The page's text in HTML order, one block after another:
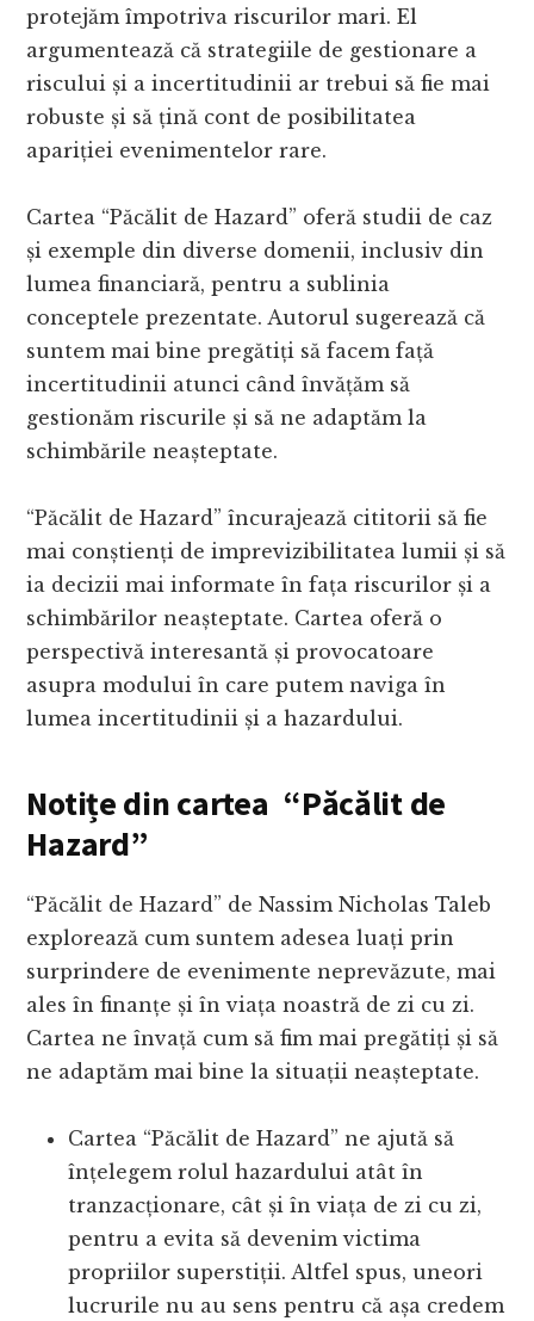
protejăm împotriva riscurilor mari. El
argumentează că strategiile de gestionare a
riscului și a incertitudinii ar trebui să fie mai
robuste și să țină cont de posibilitatea
apariției evenimentelor rare.
Cartea “Păcălit de Hazard” oferă studii de caz
și exemple din diverse domenii, inclusiv din
lumea financiară, pentru a sublinia
conceptele prezentate. Autorul sugerează că
suntem mai bine pregătiți să facem față
incertitudinii atunci când învățăm să
gestionăm riscurile și să ne adaptăm la
schimbările neașteptate.
“Păcălit de Hazard” încurajează cititorii să fie
mai conștienți de imprevizibilitatea lumii și să
ia decizii mai informate în fața riscurilor și a
schimbărilor neașteptate. Cartea oferă o
perspectivă interesantă și provocatoare
asupra modului în care putem naviga în
lumea incertitudinii și a hazardului.
Notițe din cartea “Păcălit de
Hazard”
“Păcălit de Hazard” de Nassim Nicholas Taleb
explorează cum suntem adesea luați prin
surprindere de evenimente neprevăzute, mai
ales în finanțe și în viața noastră de zi cu zi.
Cartea ne învață cum să fim mai pregătiți și să
ne adaptăm mai bine la situații neașteptate.
Cartea “Păcălit de Hazard” ne ajută să
înțelegem rolul hazardului atât în
tranzacționare, cât și în viața de zi cu zi,
pentru a evita să devenim victima
propriilor superstiții. Altfel spus, uneori
lucrurile nu au sens pentru că așa credem